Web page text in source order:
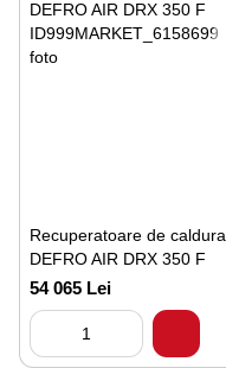
Recuperatoare de caldura
DEFRO AIR DRX 350 F
54 065 Lei